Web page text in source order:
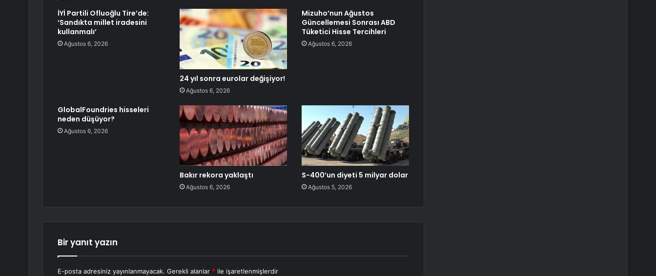
İYİ Partili Ofluoğlu Tire’de:
‘Sandıkta millet iradesini
kullanmalı’
Ağustos 6, 2026
24 yıl sonra eurolar değişiyor!
Ağustos 6, 2026
Mizuho’nun Ağustos
Güncellemesi Sonrası ABD
Tüketici Hisse Tercihleri
Ağustos 6, 2026
GlobalFoundries hisseleri
neden düşüyor?
Ağustos 6, 2026
Bakır rekora yaklaştı
Ağustos 6, 2026
S-400’un diyeti 5 milyar dolar
Ağustos 5, 2026
Bir yanıt yazın
E-posta adresiniz yayınlanmayacak. Gerekli alanlar * ile işaretlenmişlerdir